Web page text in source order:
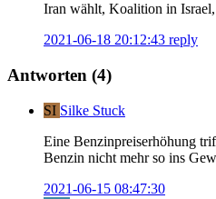
Iran wählt, Koalition in
2021-06-18 20:12:43 reply
Antworten (4)
SI Silke Stuck
Eine Benzinpreiserhöhung
Benzin nicht mehr so ins
2021-06-15 08:47:30